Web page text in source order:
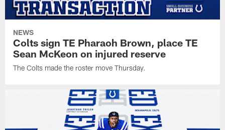
NEWS
Colts sign TE Pharaoh Brown, place TE
Sean McKeon on injured reserve
The Colts made the roster move Thursday.